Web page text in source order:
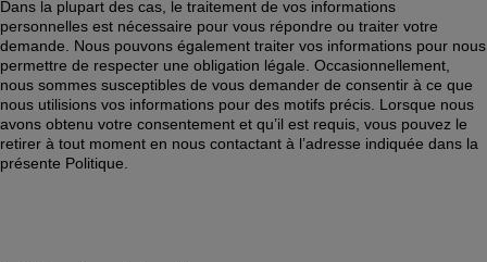
Dans la plupart des cas, le traitement de vos informations
personnelles est nécessaire pour vous répondre ou traiter votre
demande. Nous pouvons également traiter vos informations pour nous
permettre de respecter une obligation légale. Occasionnellement,
nous sommes susceptibles de vous demander de consentir à ce que
nous utilisions vos informations pour des motifs précis. Lorsque nous
avons obtenu votre consentement et qu’il est requis, vous pouvez le
retirer à tout moment en nous contactant à l’adresse indiquée dans la
présente Politique.